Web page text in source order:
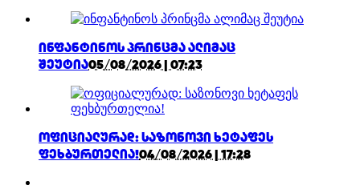
ინფანტინოს პრინცმა ალიმაც
შეუტია05/08/2026 | 07:23
ოფიციალურად: საზონოვი ხეტაფეს
ფეხბურთელია!04/08/2026 | 17:28